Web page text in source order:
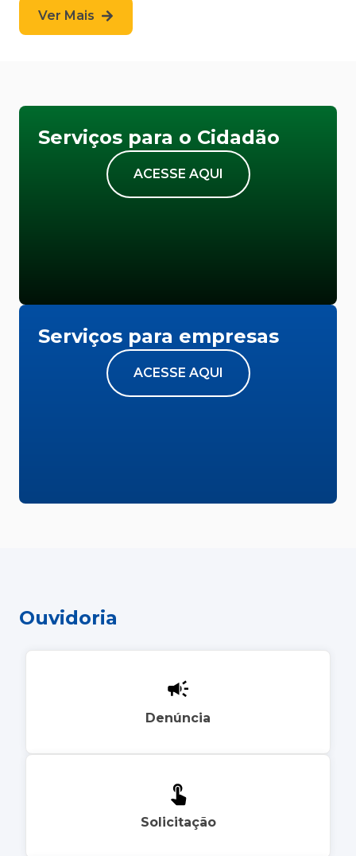
Ver Mais
Serviços para o Cidadão
ACESSE AQUI
Serviços para empresas
ACESSE AQUI
Ouvidoria
Denúncia
Solicitação